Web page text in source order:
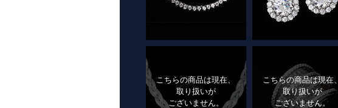
こちらの商品は現在、
取り扱いが
ございません。
こちらの商品は現在、
取り扱いが
ございません。